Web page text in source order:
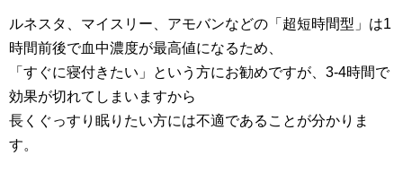
ルネスタ、マイスリー、アモバンなどの「超短時間型」は1
時間前後で血中濃度が最高値になるため、
「すぐに寝付きたい」という方にお勧めですが、3-4時間で
効果が切れてしまいますから
長くぐっすり眠りたい方には不適であることが分かりま
す。